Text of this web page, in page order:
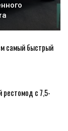
самый быстрый
рестомод с 7,5-